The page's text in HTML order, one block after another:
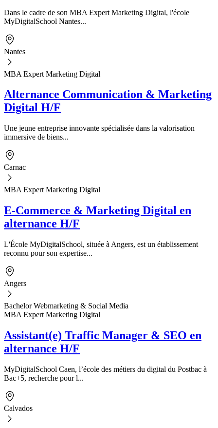
Dans le cadre de son MBA Expert Marketing Digital, l'école
MyDigitalSchool Nantes...
Nantes
MBA Expert Marketing Digital
Alternance Communication & Marketing
Digital H/F
Une jeune entreprise innovante spécialisée dans la valorisation
immersive de biens...
Carnac
MBA Expert Marketing Digital
E-Commerce & Marketing Digital en
alternance H/F
L'École MyDigitalSchool, située à Angers, est un établissement
reconnu pour son expertise...
Angers
Bachelor Webmarketing & Social Media
MBA Expert Marketing Digital
Assistant(e) Traffic Manager & SEO en
alternance H/F
MyDigitalSchool Caen, l’école des métiers du digital du Postbac à
Bac+5, recherche pour l...
Calvados